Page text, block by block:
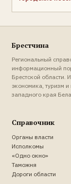
Брестчина
Региональный
информационный
Брестской области.
экономика, туризм и
западного края
Справочник
Органы власти
Исполкомы
«Одно окно»
Таможня
Дороги области